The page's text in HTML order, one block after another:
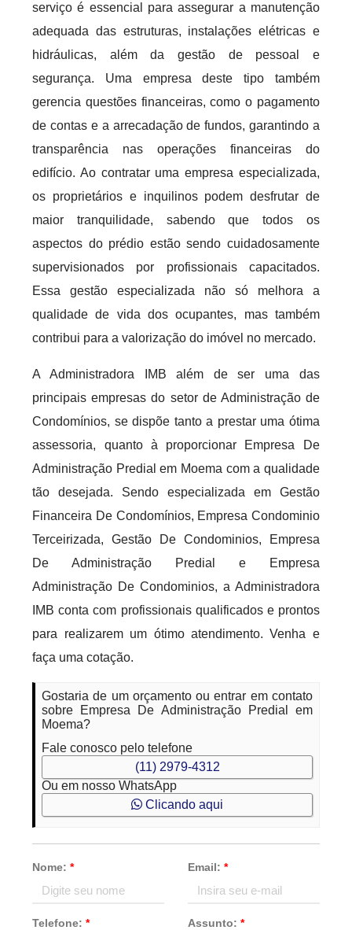
serviço é essencial para assegurar a manutenção
adequada das estruturas, instalações elétricas e
hidráulicas, além da gestão de pessoal e
segurança. Uma empresa deste tipo também
gerencia questões financeiras, como o pagamento
de contas e a arrecadação de fundos, garantindo a
transparência nas operações financeiras do
edifício. Ao contratar uma empresa especializada,
os proprietários e inquilinos podem desfrutar de
maior tranquilidade, sabendo que todos os
aspectos do prédio estão sendo cuidadosamente
supervisionados por profissionais capacitados.
Essa gestão especializada não só melhora a
qualidade de vida dos ocupantes, mas também
contribui para a valorização do imóvel no mercado.
A Administradora IMB além de ser uma das
principais empresas do setor de Administração de
Condomínios, se dispõe tanto a prestar uma ótima
assessoria, quanto à proporcionar Empresa De
Administração Predial em Moema com a qualidade
tão desejada. Sendo especializada em Gestão
Financeira De Condomínios, Empresa Condominio
Terceirizada, Gestão De Condominios, Empresa
De Administração Predial e Empresa
Administração De Condominios, a Administradora
IMB conta com profissionais qualificados e prontos
para realizarem um ótimo atendimento. Venha e
faça uma cotação.
Gostaria de um orçamento ou entrar em contato
sobre Empresa De Administração Predial em
Moema?
Fale conosco pelo telefone
(11) 2979-4312
Ou em nosso WhatsApp
Clicando aqui
Nome:* Email: *
Telefone:* Assunto: *